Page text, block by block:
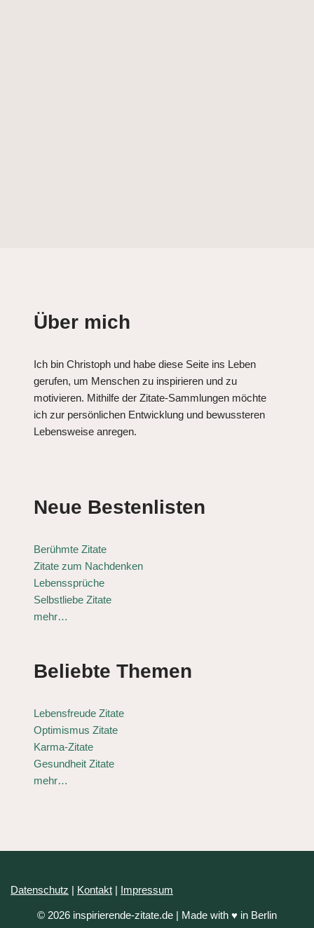
Über mich
Ich bin Christoph und habe diese Seite ins Leben
gerufen, um Menschen zu inspirieren und zu
motivieren. Mithilfe der Zitate-Sammlungen möchte
ich zur persönlichen Entwicklung und bewussteren
Lebensweise anregen.
Neue Bestenlisten
Berühmte Zitate
Zitate zum Nachdenken
Lebenssprüche
Selbstliebe Zitate
mehr…
Beliebte Themen
Lebensfreude Zitate
Optimismus Zitate
Karma-Zitate
Gesundheit Zitate
mehr…
Datenschutz | Kontakt | Impressum
© 2026 inspirierende-zitate.de | Made with ♥ in Berlin